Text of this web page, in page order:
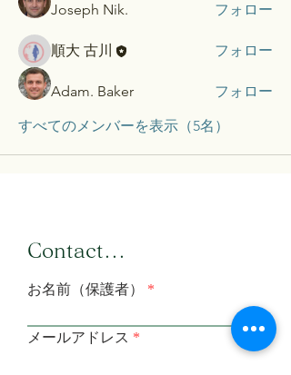
Joseph Nik. フォロー
順大 古川 フォロー
Adam. Baker
フォロー
すべてのメンバーを表示（5名）
​Contact...
お名前（保護者）
メールアドレス